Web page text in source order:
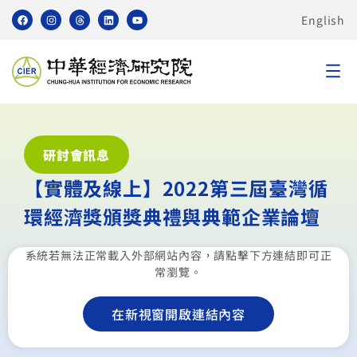
English
研討會訊息
【實體及線上】2022第三屆臺灣循
環經濟獎頒獎典禮與典範企業論壇
系統若無法正常載入外部網站內容，請點擊下方連結即可正
常瀏覽。
在新視窗開啟連結內容